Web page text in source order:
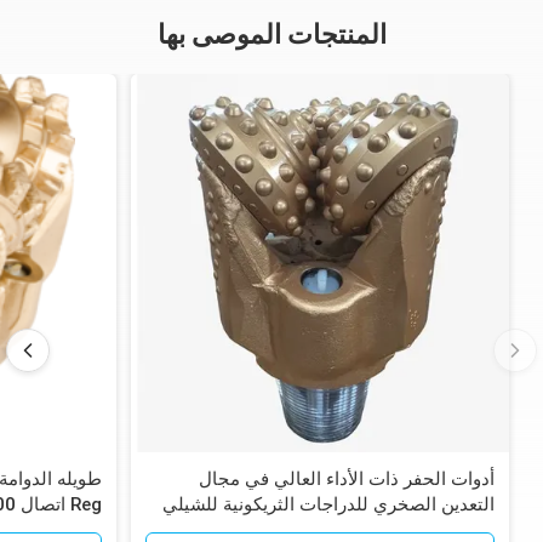
المنتجات الموصى بها
أدوات الحفر ذات الأداء العالي في مجال
التعدين الصخري للدراجات الثريكونية للشيلي
Codelco حفر موقع تعدين النحاس
Reg اتصال 200-300 ساعة العمر